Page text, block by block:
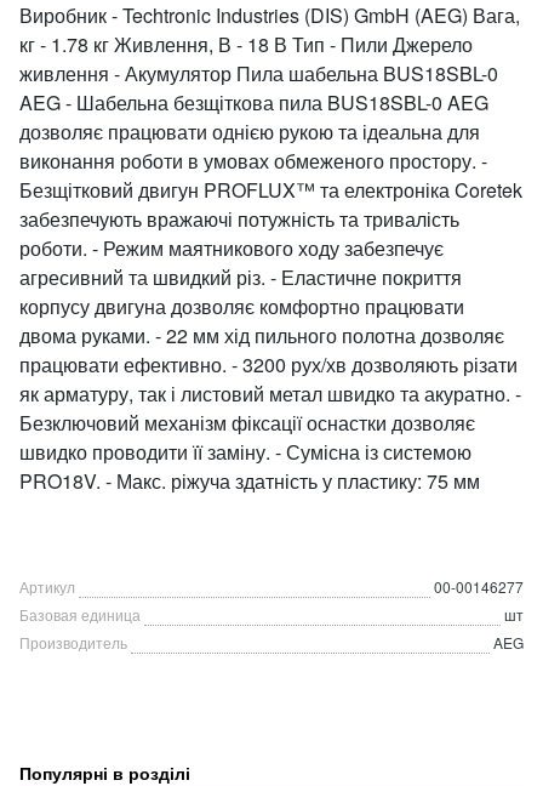
Виробник - Techtronic Industries (DIS) GmbH (AEG) Вага,
кг - 1.78 кг Живлення, В - 18 В Тип - Пили Джерело
живлення - Акумулятор Пила шабельна BUS18SBL-0
AEG - Шабельна безщіткова пила BUS18SBL-0 AEG
дозволяє працювати однією рукою та ідеальна для
виконання роботи в умовах обмеженого простору. -
Безщітковий двигун PROFLUX™ та електроніка Coretek
забезпечують вражаючі потужність та тривалість
роботи. - Режим маятникового ходу забезпечує
агресивний та швидкий різ. - Еластичне покриття
корпусу двигуна дозволяє комфортно працювати
двома руками. - 22 мм хід пильного полотна дозволяє
працювати ефективно. - 3200 рух/хв дозволяють різати
як арматуру, так і листовий метал швидко та акуратно. -
Безключовий механізм фіксації оснастки дозволяє
швидко проводити її заміну. - Сумісна із системою
PRO18V. - Макс. ріжуча здатність у пластику: 75 мм
Артикул
00-00146277
Базовая единица
шт
Производитель
AEG
Популярні в розділі